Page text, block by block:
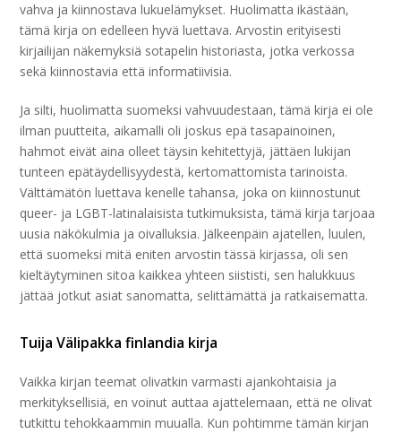
vahva ja kiinnostava lukuelämykset. Huolimatta ikästään,
tämä kirja on edelleen hyvä luettava. Arvostin erityisesti
kirjailijan näkemyksiä sotapelin historiasta, jotka verkossa
sekä kiinnostavia että informatiivisia.
Ja silti, huolimatta suomeksi vahvuudestaan, tämä kirja ei ole
ilman puutteita, aikamalli oli joskus epä tasapainoinen,
hahmot eivät aina olleet täysin kehitettyjä, jättäen lukijan
tunteen epätäydellisyydestä, kertomattomista tarinoista.
Välttämätön luettava kenelle tahansa, joka on kiinnostunut
queer- ja LGBT-latinalaisista tutkimuksista, tämä kirja tarjoaa
uusia näkökulmia ja oivalluksia. Jälkeenpäin ajatellen, luulen,
että suomeksi mitä eniten arvostin tässä kirjassa, oli sen
kieltäytyminen sitoa kaikkea yhteen siististi, sen halukkuus
jättää jotkut asiat sanomatta, selittämättä ja ratkaisematta.
Tuija Välipakka finlandia kirja​
Vaikka kirjan teemat olivatkin varmasti ajankohtaisia ja
merkityksellisiä, en voinut auttaa ajattelemaan, että ne olivat
tutkittu tehokkaammin muualla. Kun pohtimme tämän kirjan